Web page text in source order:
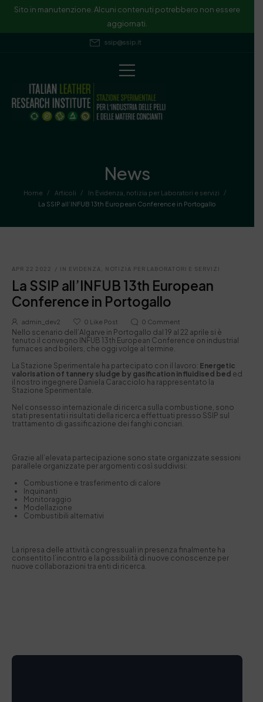
Sito in manutenzione. Alcuni contenuti potrebbero non essere
aggiornati.
ssip@ssip.it
News
Home / Articoli / In Evidenza notizia per Laboratori e servizi
/
La SSIP all’INFUB 13th European Conference in Portogallo
APR 22 2022 / IN EVIDENZA, NOTIZIA PER LABORATORI E SERVIZI
La SSIP all’INFUB 13th European
Conference in Portogallo
admin_dev2 0 Like Post 0 Comment
Nello scenario dell’Algarve in Portogallo dal 19 al 22 aprile si è
tenuto il convegno INFUB 13th European Conference on industrial
furnaces and boilers, che oggi volge al termine.
La Stazione Sperimentale ha partecipato con il lavoro: Energetic
valorisation of tannery sludge by gasification in fluidised bed ed
i l nostro ingegnere Daniela Caracciolo ha rappresentato la
Stazione Sperimentale.
Nel consesso internazionale di ricerca sulla combustione, sono
stati presentati i risultati della ricerca effettuati presso SSIP sul
trattamento di gassificazione dei fanghi conciari.
Grazie all’elevata partecipazione sono state organizzate sessioni
parallele organizzate per argomenti così suddivisi:
Combustione e trasferimento di calore
Inquinanti
Monitoraggio
Modellazione
Combustibili alternativi
La ripresa delle attività congressuali in presenza finalmente ha
consentito l’incontro e la possibilità di nuove conoscenze per
nuove collaborazioni tra enti di ricerca.